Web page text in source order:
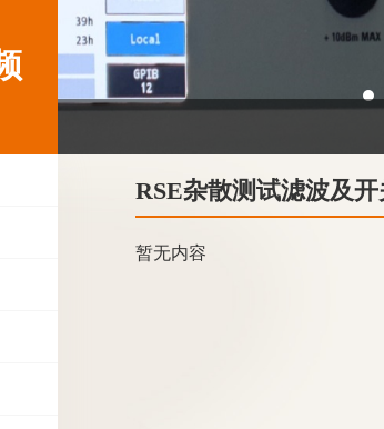
RSE杂散测试滤波及
暂无内容